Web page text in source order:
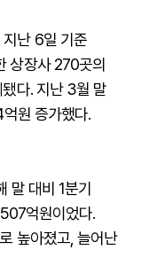
난 6일 기준
상장사 270곳의
다. 지난 3월 말
원 증가했다.
말 대비 1분기
억원이었다.
높아졌고, 늘어난